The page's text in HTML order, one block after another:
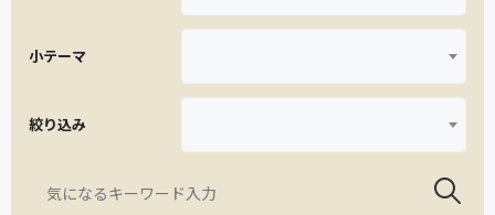
小テーマ
絞り込み